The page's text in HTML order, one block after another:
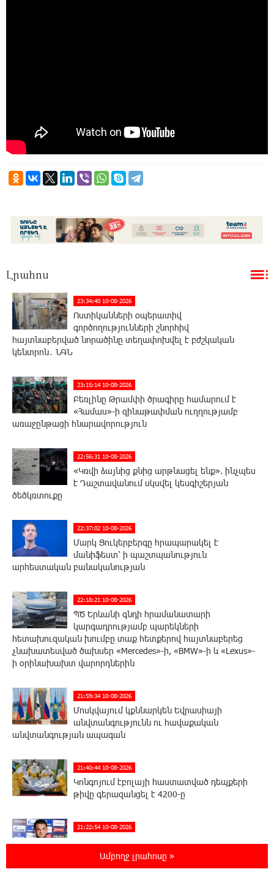
Լրահոս
23:34:40 10-08-2026
Ոստիկանների օպերատիվ
գործողությունների շնորհիվ
հայտնաբերված նորածինը տեղափոխվել է բժշկական
կենտրոն․ ՆԳՆ
23:15:14 10-08-2026
Բեռլինը Թրամփի ծրագիրը համարում է
«Համաս»-ի զինաթափման ուղղությամբ
առաջընթացի հնարավորություն
22:56:31 10-08-2026
«Կռվի ձայնից քնից արթնացել ենք». ինչպես
է Դաշտավանում սկսվել կեսգիշերյան
ծեծկռտուքը
22:37:02 10-08-2026
Մարկ Ցուկերբերգը հրապարակել է
մանիֆեստ՝ ի պաշտպանություն
արհեստական բանականության
22:18:21 10-08-2026
ՊԾ Երևանի գնդի հրամանատարի
կարգադրությամբ պարեկների
հետախուզական խումբը տաք հետքերով հայտնաբերեց
չնախատեսված ծախսեր «Mercedes»-ի, «BMW»-ի և «Lexus»-
ի օրինախախտ վարորդներին
21:59:34 10-08-2026
Մոսկվայում կքննարկեն Եվրասիայի
անվտանգությունն ու հավաքական
անվտանգության ապագան
21:40:44 10-08-2026
Կոնգոյում էբոլայի հաստատված դեպքերի
թիվը գերազանցել է 4200-ը
21:22:54 10-08-2026
«Զենիթի» դարպասը և ճանաչվել
Ամբողջ լրահոսը »